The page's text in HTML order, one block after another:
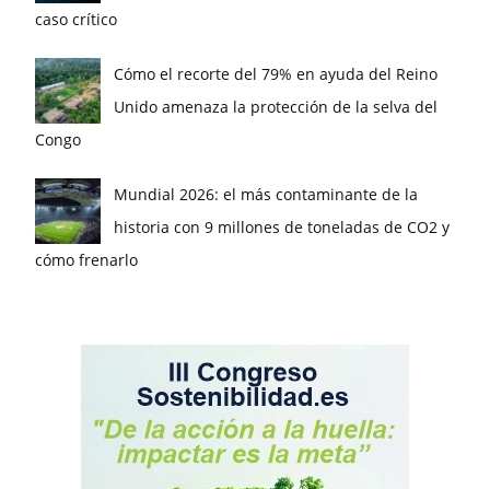
caso crítico
Cómo el recorte del 79% en ayuda del Reino
Unido amenaza la protección de la selva del
Congo
Mundial 2026: el más contaminante de la
historia con 9 millones de toneladas de CO2 y
cómo frenarlo